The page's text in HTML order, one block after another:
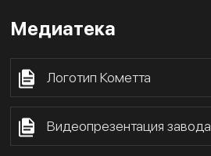
Медиатека
Логотип Кометта
Видеопрезентация завода